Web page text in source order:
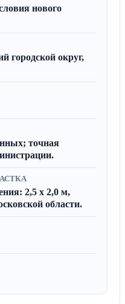
нового
городской округ,
точная
2,5 x 2,0 м,
области.